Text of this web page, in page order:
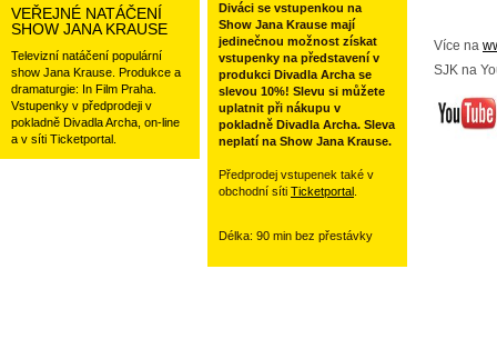
VEŘEJNÉ NATÁČENÍ
SHOW JANA KRAUSE
Televizní natáčení populární
show Jana Krause. Produkce a
dramaturgie: In Film Praha.
Vstupenky v předprodeji v
pokladně Divadla Archa, on-line
a v síti Ticketportal.
Více na
SJK na
Diváci se vstupenkou na
Show Jana Krause mají
jedinečnou možnost získat
vstupenky na představení v
produkci Divadla Archa se
slevou 10%! Slevu si můžete
uplatnit při nákupu v
pokladně Divadla Archa. Sleva
neplatí na Show Jana Krause.
Předprodej vstupenek také v
obchodní síti Ticketportal
Délka: 90 min bez přestávky